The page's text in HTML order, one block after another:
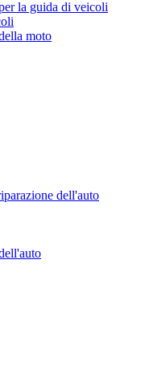
la guida di veicoli
moto
dell'auto